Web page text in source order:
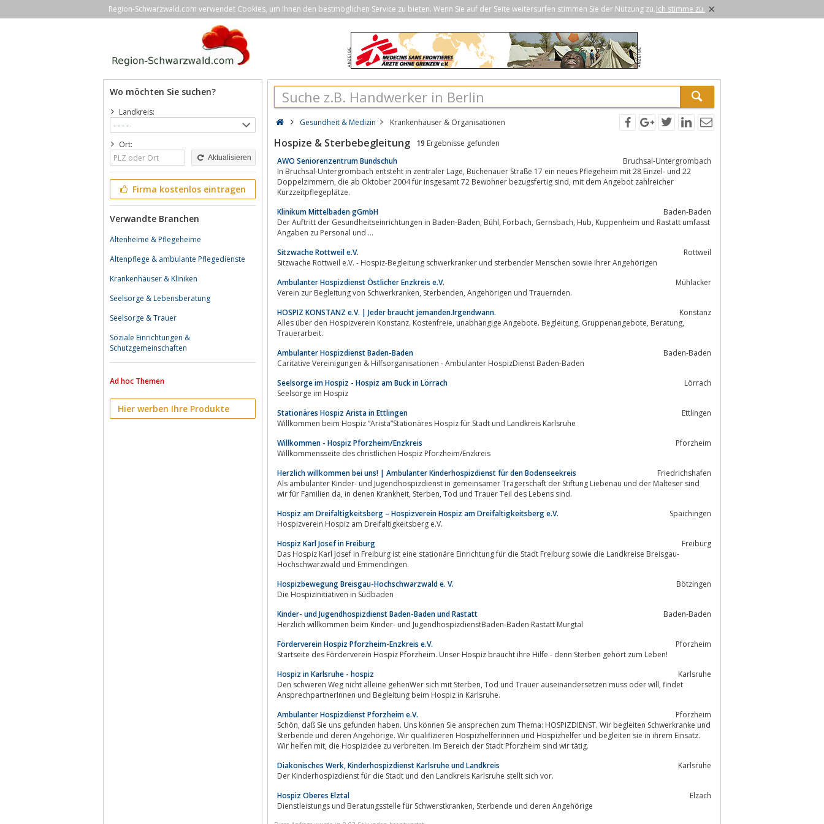
Region-Schwarzwald.com verwendet Cookies, um Ihnen den bestmöglichen Service zu bieten. Wenn Sie auf der Seite weitersurfen stimmen Sie der Nutzung zu.Ich stimme zu. ×
Wo möchten Sie suchen?
Landkreis:
Ort:
Aktualisieren
Firma kostenlos eintragen
Verwandte Branchen
Altenheime & Pflegeheime
Altenpflege & ambulante Pflegedienste
Krankenhäuser & Kliniken
Seelsorge & Lebensberatung
Seelsorge & Trauer
Soziale Einrichtungen &
Schutzgemeinschaften
Ad hoc Themen
Hier werben Ihre Produkte
Gesundheit & Medizin Krankenhäuser & Organisationen
Hospize & Sterbebegleitung 19 Ergebnisse gefunden
AWO Seniorenzentrum Bundschuh
Bruchsal-Untergrombach
In Bruchsal-Untergrombach entsteht in zentraler Lage, Büchenauer Straße 17 ein neues Pflegeheim mit 28 Einzel- und 22
Doppelzimmern, die ab Oktober 2004 für insgesamt 72 Bewohner bezugsfertig sind, mit dem Angebot zahlreicher
Kurzzeitpflegeplätze.
Klinikum Mittelbaden gGmbH
Baden-Baden
Der Auftritt der Gesundheitseinrichtungen in Baden-Baden, Bühl, Forbach, Gernsbach, Hub, Kuppenheim und Rastatt umfasst
Angaben zu Personal und ...
Sitzwache Rottweil e.V.
Rottweil
Sitzwache Rottweil e.V. - Hospiz-Begleitung schwerkranker und sterbender Menschen sowie Ihrer Angehörigen
Ambulanter Hospizdienst Östlicher Enzkreis e.V.
Mühlacker
Verein zur Begleitung von Schwerkranken, Sterbenden, Angehörigen und Trauernden.
HOSPIZ KONSTANZ e.V. | Jeder braucht jemanden.Irgendwann.
Konstanz
Alles über den Hospizverein Konstanz. Kostenfreie, unabhängige Angebote. Begleitung, Gruppenangebote, Beratung,
Trauerarbeit.
Ambulanter Hospizdienst Baden-Baden
Baden-Baden
Caritative Vereinigungen & Hilfsorganisationen - Ambulanter HospizDienst Baden-Baden
Seelsorge im Hospiz - Hospiz am Buck in Lörrach
Lörrach
Seelsorge im Hospiz
Stationäres Hospiz Arista in Ettlingen
Ettlingen
Willkommen beim Hospiz “Arista”Stationäres Hospiz für Stadt und Landkreis Karlsruhe
Willkommen - Hospiz Pforzheim/Enzkreis
Pforzheim
Willkommensseite des christlichen Hospiz Pforzheim/Enzkreis
Herzlich willkommen bei uns! | Ambulanter Kinderhospizdienst für den Bodenseekreis
Friedrichshafen
Als ambulanter Kinder- und Jugendhospizdienst in gemeinsamer Trägerschaft der Stiftung Liebenau und der Malteser sind
wir für Familien da, in denen Krankheit, Sterben, Tod und Trauer Teil des Lebens sind.
Hospiz am Dreifaltigkeitsberg – Hospizverein Hospiz am Dreifaltigkeitsberg e.V.
Spaichingen
Hospizverein Hospiz am Dreifaltigkeitsberg e.V.
Hospiz Karl Josef in Freiburg
Freiburg
Das Hospiz Karl Josef in Freiburg ist eine stationäre Einrichtung für die Stadt Freiburg sowie die Landkreise Breisgau-
Hochschwarzwald und Emmendingen.
Hospizbewegung Breisgau-Hochschwarzwald e. V.
Bötzingen
Die Hospizinitiativen in Südbaden
Kinder- und Jugendhospizdienst Baden-Baden und Rastatt
Baden-Baden
Herzlich willkommen beim Kinder- und JugendhospizdienstBaden-Baden Rastatt Murgtal
Förderverein Hospiz Pforzheim-Enzkreis e.V.
Pforzheim
Startseite des Förderverein Hospiz Pforzheim. Unser Hospiz braucht ihre Hilfe - denn Sterben gehört zum Leben!
Hospiz in Karlsruhe - hospiz
Karlsruhe
Den schweren Weg nicht alleine gehenWer sich mit Sterben, Tod und Trauer auseinandersetzen muss oder will, findet
AnsprechpartnerInnen und Begleitung beim Hospiz in Karlsruhe.
Ambulanter Hospizdienst Pforzheim e.V.
Pforzheim
Schön, daß Sie uns gefunden haben. Uns können Sie ansprechen zum Thema: HOSPIZDIENST. Wir begleiten Schwerkranke und
Sterbende und deren Angehörige. Wir qualifizieren Hospizhelferinnen und Hospizhelfer und begleiten sie in ihrem Einsatz.
Wir helfen mit, die Hospizidee zu verbreiten. Im Bereich der Stadt Pforzheim sind wir tätig.
Diakonisches Werk, Kinderhospizdienst Karlsruhe und Landkreis
Karlsruhe
Der Kinderhospizdienst für die Stadt und den Landkreis Karlsruhe stellt sich vor.
Hospiz Oberes Elztal
Elzach
Dienstleistungs und Beratungsstelle für Schwerstkranken, Sterbende und deren Angehörige